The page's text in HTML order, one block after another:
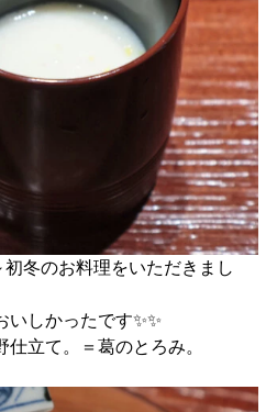
冬のお料理をいただきまし
しかったです✨️✨️
立て。＝葛のとろみ。